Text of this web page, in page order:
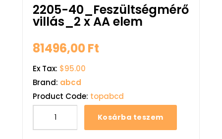
2205-40_Feszültségmérő
villás_2 x AA elem
81496,00Ft
Ex Tax: $95.00
Brand: abcd
Product Code: topabcd
Kosárba teszem